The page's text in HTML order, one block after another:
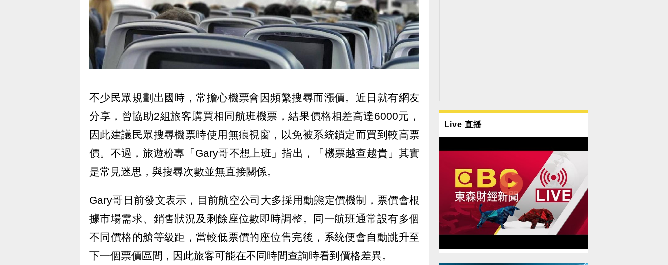
不少民眾規劃出國時，常擔心機票會因頻繁搜尋而漲價。近日就有網友
分享，曾協助2組旅客購買相同航班機票，結果價格相差高達6000元，
因此建議民眾搜尋機票時使用無痕視窗，以免被系統鎖定而買到較高票
價。不過，旅遊粉專「Gary哥不想上班」指出，「機票越查越貴」其實
是常見迷思，與搜尋次數並無直接關係。
Gary哥日前發文表示，目前航空公司大多採用動態定價機制，票價會根
據市場需求、銷售狀況及剩餘座位數即時調整。同一航班通常設有多個
不同價格的艙等級距，當較低票價的座位售完後，系統便會自動跳升至
下一個票價區間，因此旅客可能在不同時間查詢時看到價格差異。
Live 直播